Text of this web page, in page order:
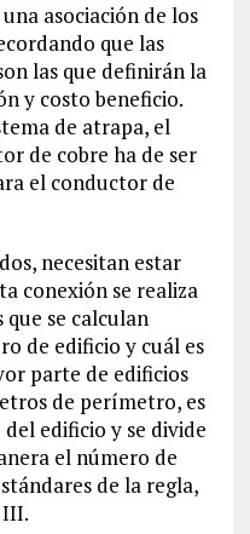
asociación de los
que las
las que definirán la
y costo beneficio.
de atrapa, el
de cobre ha de ser
el conductor de
necesitan estar
conexión se realiza
que se calculan
de edificio y cuál es
parte de edificios
de perímetro, es
edificio y se divide
el número de
de la regla,